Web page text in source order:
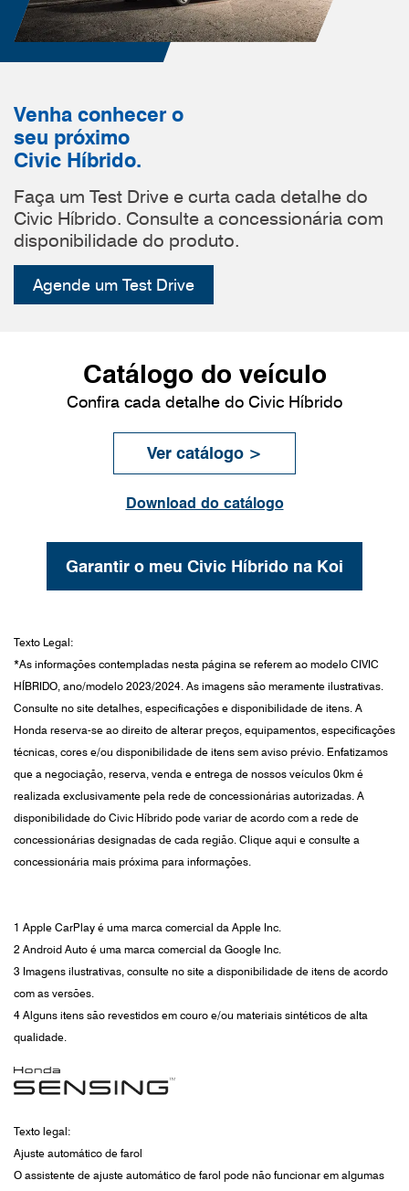
Venha conhecer o
seu próximo
Civic Híbrido.
Faça um Test Drive e curta cada detalhe do
Civic Híbrido. Consulte a concessionária com
disponibilidade do produto.
Agende um Test Drive
Catálogo do veículo
Confira cada detalhe do Civic Híbrido
Ver catálogo >
Download do catálogo
Garantir o meu Civic Híbrido na Koi
Texto Legal:
*As informações contempladas nesta página se referem ao modelo CIVIC
HÍBRIDO, ano/modelo 2023/2024. As imagens são meramente ilustrativas.
Consulte no site detalhes, especificações e disponibilidade de itens. A
Honda reserva-se ao direito de alterar preços, equipamentos, especificações
técnicas, cores e/ou disponibilidade de itens sem aviso prévio. Enfatizamos
que a negociação, reserva, venda e entrega de nossos veículos 0km é
realizada exclusivamente pela rede de concessionárias autorizadas. A
disponibilidade do Civic Híbrido pode variar de acordo com a rede de
concessionárias designadas de cada região. Clique aqui e consulte a
concessionária mais próxima para informações.
1 Apple CarPlay é uma marca comercial da Apple Inc.
2 Android Auto é uma marca comercial da Google Inc.
3 Imagens ilustrativas, consulte no site a disponibilidade de itens de acordo
com as versões.
4 Alguns itens são revestidos em couro e/ou materiais sintéticos de alta
qualidade.
Texto legal:
Ajuste automático de farol
O assistente de ajuste automático de farol pode não funcionar em algumas